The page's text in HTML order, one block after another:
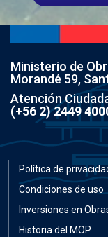
Ministerio de
Morandé 59,
Atención
(+56 2) 2449
Política de
Condiciones de uso
Inversiones en
Historia del MOP